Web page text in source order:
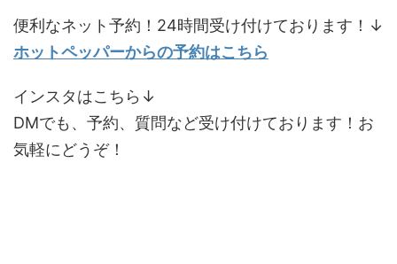
便利なネット予約！24時間受け付けております！↓
ホットペッパーからの予約はこちら
インスタはこちら↓
DMでも、予約、質問など受け付けております！お
気軽にどうぞ！